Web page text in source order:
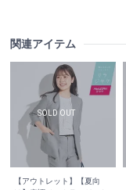
関連アイテム
【アウトレット】【夏向